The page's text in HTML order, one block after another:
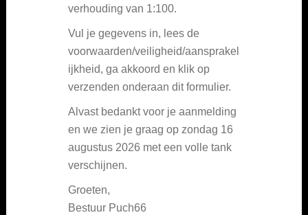
verhouding van 1:100.
Vul je gegevens in, lees de
voorwaarden/veiligheid/aansprakel
ijkheid, ga akkoord en klik op
verzenden onderaan dit formulier.
Alvast bedankt voor je aanmelding
en we zien je graag op zondag 16
augustus 2026 met een volle tank
verschijnen.
Groeten,
Bestuur Puch66